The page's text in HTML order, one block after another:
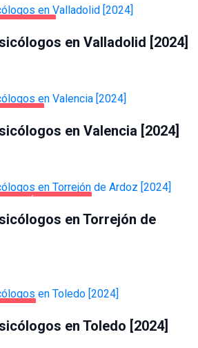
en Valladolid [2024]
en Valencia [2024]
DE ARDOZ
en Torrejón de
en Toledo [2024]